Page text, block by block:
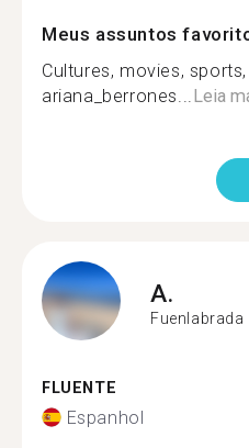
Meus assuntos
Cultures, movies,
ariana_berrones...Leia
A.
Fuenlabrada
FLUENTE
Espanhol